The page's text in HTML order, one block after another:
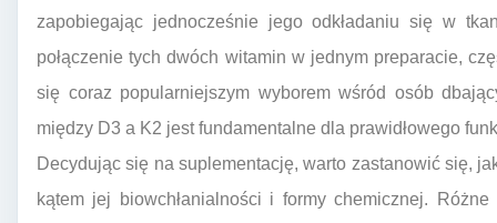
zapobiegając jednocześnie jego odkładaniu się w
połączenie tych dwóch witamin w jednym preparacie,
się coraz popularniejszym wyborem wśród osób
między D3 a K2 jest fundamentalne dla prawidłowego
Decydując się na suplementację, warto zastanowić się,
kątem jej biowchłanialności i formy chemicznej.